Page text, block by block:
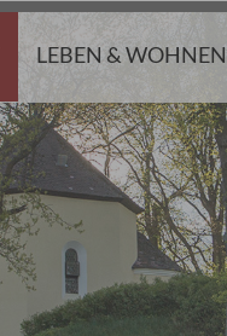
LEBEN & WOHNEN